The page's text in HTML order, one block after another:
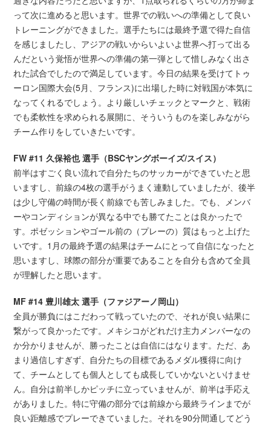
って次に進めると思います。世界での戦いへの準備として良い
トレーニングができました。選手たちには最終予選で得た自信
を感じましたし、アジアの戦いからいよいよ世界へ打って出る
んだという覚悟が世界への準備の第一弾として惜しみなく出さ
れた試合でしたので満足しています。今日の結果を受けてトゥ
ーロン国際大会(5月、フランス)に出場した時に対戦国が本気に
なってくれるでしょう。より厳しいチェックとマークと、戦術
でも柔軟性を求められる展開に、そういうものを楽しみながら
チーム作りをしていきたいです。
FW #11 久保裕也 選手（BSCヤングボーイズ/スイス）
前半はすごく良い流れで自分たちのサッカーができていたと思
いますし、前線の4枚の選手がうまく連動していましたが、後半
は少し守備の時間が長く前線でも苦しみました。でも、メンバ
ーやコンディションが異なる中でも勝てたことは良かったで
す。ポゼッションやゴール前の（プレーの）質はもっと上げた
いです。1月の最終予選の結果はチームにとって自信になったと
思いますし、球際の部分が重要であることを自分も含めて全員
が理解したと思います。
MF #14 豊川雄太 選手（ファジアーノ岡山）
全員が勝負にはこだわって戦っていたので、それが良い結果に
繋がって良かったです。メキシコがどれだけ主力メンバーなの
か分かりませんが、勝ったことは自信にはなります。ただ、あ
まり過信しすぎず、自分たちの目標であるメダル獲得に向け
て、チームとしても個人としても成長していかないといけませ
ん。自分は前半しかピッチに立っていませんが、前半は手応え
がありました。特に守備の部分では前線から最終ラインまでが
良い距離感でプレーできていました。それを90分間通してどう